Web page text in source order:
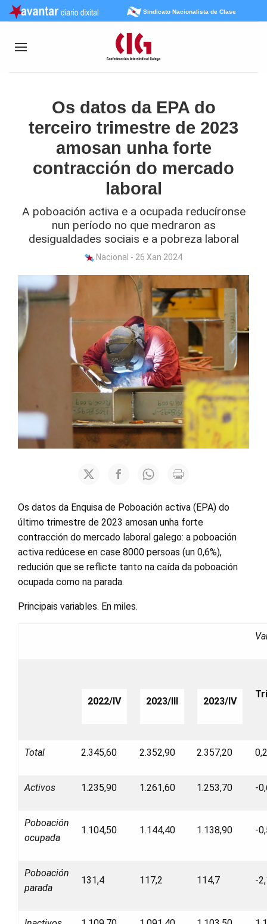
Sindicato Nacionalista de Clase
Os datos da EPA do
terceiro trimestre de 2023
amosan unha forte
contracción do mercado
laboral
A poboación activa e a ocupada reducíronse
nun período no que medraron as
desigualdades sociais e a pobreza laboral
Nacional - 26 Xan 2024
Os datos da Enquisa de Poboación activa (EPA) do
último trimestre de 2023 amosan unha forte
contracción do mercado laboral galego: a poboación
activa redúcese en case 8000 persoas (un 0,6%),
redución que se reflicte tanto na caída da poboación
ocupada como na parada.
Principais variables. En miles.
2022/IV 2023/III 2023/IV
Total 2.345,60 2.352,90 2.357,20 0,2
Activos 1.235,90 1.261,60 1.253,70 -
Poboación
ocupada
1.104,50 1.144,40 1.138,90 -
Poboación
parada
131,4 117,2 114,7 -